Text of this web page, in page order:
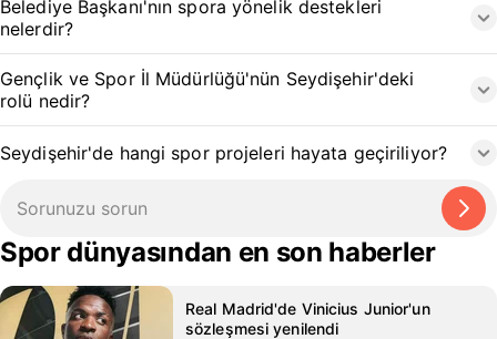
Belediye Başkanı'nın spora yönelik destekleri
nelerdir?
Gençlik ve Spor İl Müdürlüğü'nün Seydişehir'deki
rolü nedir?
Seydişehir'de hangi spor projeleri hayata geçiriliyor?
Spor dünyasından en son haberler
Real Madrid'de Vinicius Junior'un
sözleşmesi yenilendi